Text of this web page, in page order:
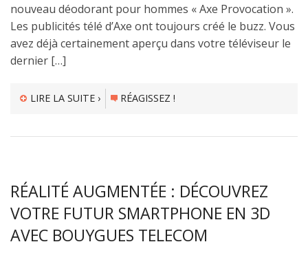
nouveau déodorant pour hommes « Axe Provocation ».
Les publicités télé d’Axe ont toujours créé le buzz. Vous
avez déjà certainement aperçu dans votre téléviseur le
dernier […]
LIRE LA SUITE › RÉAGISSEZ !
RÉALITÉ AUGMENTÉE : DÉCOUVREZ
VOTRE FUTUR SMARTPHONE EN 3D
AVEC BOUYGUES TELECOM